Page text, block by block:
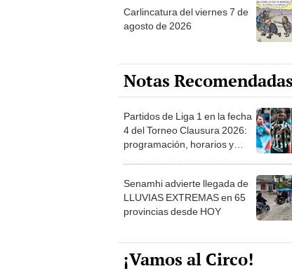
Carlincatura del viernes 7 de
agosto de 2026
Notas Recomendadas
Partidos de Liga 1 en la fecha
4 del Torneo Clausura 2026:
programación, horarios y
Senamhi advierte llegada de
LLUVIAS EXTREMAS en 65
provincias desde HOY
¡Vamos al Circo!